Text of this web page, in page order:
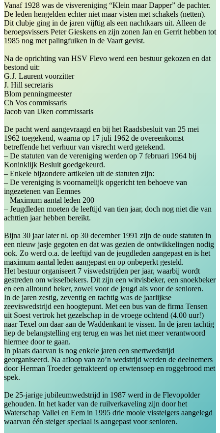
Vanaf 1928 was de visvereniging “Klein maar Dapper” de pachter.
De leden hengelden echter niet maar visten met schakels (netten).
Dit clubje ging in de jaren vijftig als een nachtkaars uit. Alleen de
beroepsvissers Peter Gieskens en zijn zonen Jan en Gerrit hebben tot
1985 nog met palingfuiken in de Vaart gevist.
Na de oprichting van HSV Flevo werd een bestuur gekozen en dat
bestond uit:
G.J. Laurent voorzitter
J. Hill secretaris
Blom penningmeester
Ch Vos commissaris
Jacob van IJken commissaris
De pacht werd aangevraagd en bij het Raadsbesluit van 25 mei
1962 toegekend, waarna op 17 juli 1962 de overeenkomst
betreffende het verhuur van visrecht werd getekend.
– De statuten van de vereniging werden op 7 februari 1964 bij
Koninklijk Besluit goedgekeurd.
– Enkele bijzondere artikelen uit de statuten zijn:
– De vereniging is voornamelijk opgericht ten behoeve van
ingezetenen van Eemnes
– Maximum aantal leden 200
– Jeugdleden moeten de leeftijd van tien jaar, doch nog niet die van
achttien jaar hebben bereikt.
Bijna 30 jaar later nl. op 30 december 1991 zijn de oude statuten in
een nieuw jasje gegoten en dat was gezien de ontwikkelingen nodig
ook. Zo werd o.a. de leeftijd van de jeugdleden aangepast en is het
maximum aantal leden aangepast en op onbeperkt gesteld.
Het bestuur organiseert 7 viswedstrijden per jaar, waarbij wordt
gestreden om wisselbekers. Dit zijn een witvisbeker, een snoekbeker
en een allround beker, zowel voor de jeugd als voor de senioren.
In de jaren zestig, zeventig en tachtig was de jaarlijkse
zeeviswedstrijd een hoogtepunt. Met een bus van de firma Tensen
uit Soest vertrok het gezelschap in de vroege ochtend (4.00 uur!)
naar Texel om daar aan de Waddenkant te vissen. In de jaren tachtig
liep de belangstelling erg terug en was het niet meer verantwoord
hiermee door te gaan.
In plaats daarvan is nog enkele jaren een snertwedstrijd
georganiseerd. Na afloop van zo’n wedstrijd werden de deelnemers
door Herman Troeder getrakteerd op erwtensoep en roggebrood met
spek.
De 25-jarige jubileumwedstrijd in 1987 werd in de Flevopolder
gehouden. In het kader van de ruilverkaveling zijn door het
Waterschap Vallei en Eem in 1995 drie mooie vissteigers aangelegd
waarvan één steiger speciaal is aangepast voor senioren.